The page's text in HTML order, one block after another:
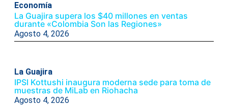
Economía
La Guajira supera los $40 millones en ventas
durante «Colombia Son las Regiones»
Agosto 4, 2026
La Guajira
IPSI Kottushi inaugura moderna sede para toma de
muestras de MiLab en Riohacha
Agosto 4, 2026